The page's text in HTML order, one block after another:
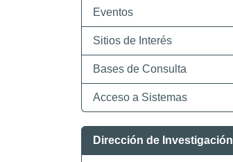
Eventos
Sitios de Interés
Bases de Consulta
Acceso a Sistemas
Dirección de Investigación